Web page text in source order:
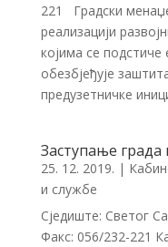
221 Градски
реализацији
којима се
обезбјеђује
предузетничке
Заступање
25. 12. 2019. |
и службе
Сједиште: Светог
Факс: 056/232-221